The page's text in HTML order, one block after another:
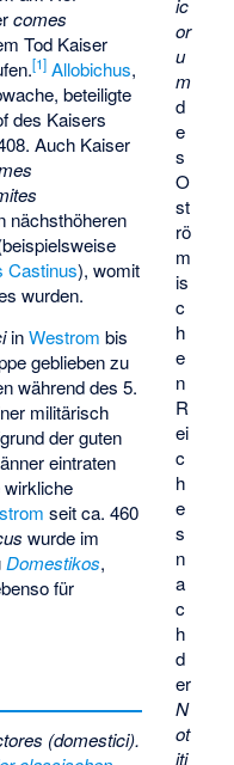
ic
or
u
m
d
e
s
O
st
rö
m
is
c
h
e
n
R
ei
c
h
e
s
n
a
c
h
d
er
N
ot
iti
comes
Tod Kaiser
[1] Allobichus,
beteiligte
des Kaisers
Auch Kaiser
nächsthöheren
Castinus), womit
wurden.
inWestrom bis
geblieben zu
während des 5.
militärisch
der guten
eintraten
wirkliche
seit ca. 460
wurde im
Domestikos,
für
(domestici).